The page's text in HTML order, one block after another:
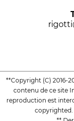
**Copyright (C) 2016-
contenu de ce site
reproduction est